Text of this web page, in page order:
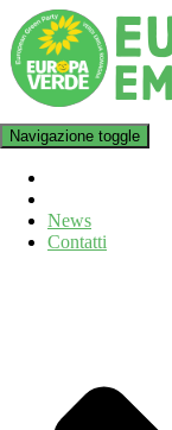
Navigazione toggle
News
Contatti